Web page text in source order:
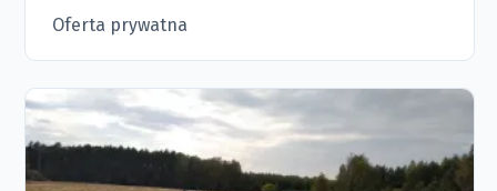
Oferta prywatna